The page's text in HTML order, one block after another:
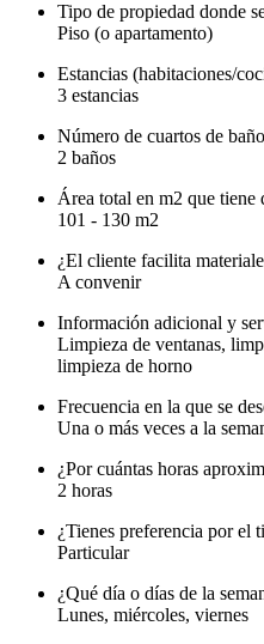
Tipo de propiedad donde
Piso (o apartamento)
Estancias (habitaciones/
3 estancias
Número de cuartos de baño
2 baños
Área total en m2 que tiene
101 - 130 m2
¿El cliente facilita
A convenir
Información adicional y
Limpieza de ventanas,
limpieza de horno
Frecuencia en la que se
Una o más veces a la
¿Por cuántas horas
2 horas
¿Tienes preferencia por el
Particular
¿Qué día o días de la
Lunes, miércoles, viernes